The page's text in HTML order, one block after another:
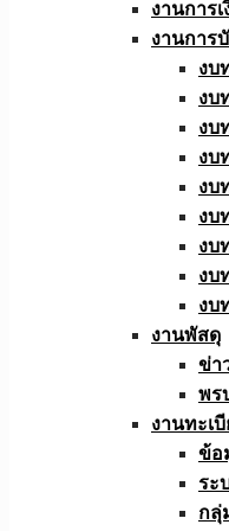
งานการเ
งานการ
งบ
งบ
งบ
งบ
งบ
งบ
งบ
งบ
งบ
งานพัสดุ
ข่า
พร
งานทะเ
ข้อ
ระ
กลุ่